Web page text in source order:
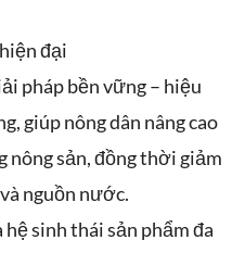
đại
pháp bền vững – hiệu
giúp nông dân nâng cao
sản, đồng thời giảm
nguồn nước.
sinh thái sản phẩm đa